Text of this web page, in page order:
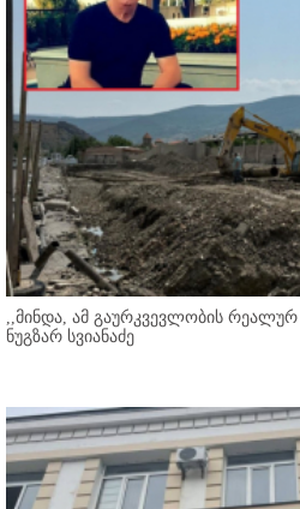
,,მინდა, ამ გაურკვევლობის რეალურ
ნუგზარ სვიანაძე